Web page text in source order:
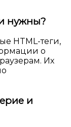
нужны?
HTML-теги,
о
Их
и